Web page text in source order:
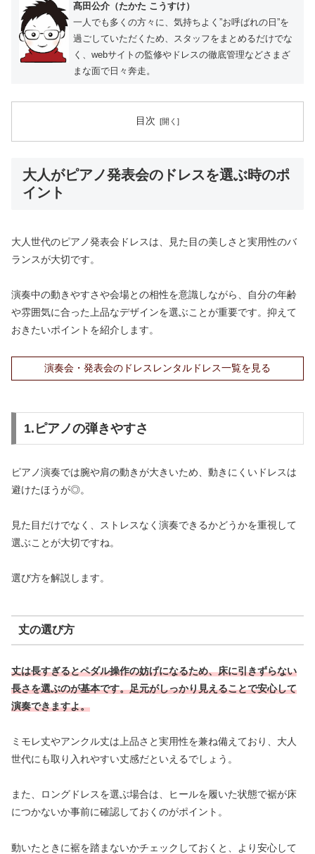
髙田公介（たかた こうすけ）
一人でも多くの方々に、気持ちよく”お呼ばれの日”を
過ごしていただくため、スタッフをまとめるだけでな
く、webサイトの監修やドレスの徹底管理などさまざ
まな面で日々奔走。
目次
大人がピアノ発表会のドレスを選ぶ時のポ
イント
大人世代のピアノ発表会ドレスは、見た目の美しさと実用性のバ
ランスが大切です。
演奏中の動きやすさや会場との相性を意識しながら、自分の年齢
や雰囲気に合った上品なデザインを選ぶことが重要です。抑えて
おきたいポイントを紹介します。
演奏会・発表会のドレスレンタルドレス一覧を見る
1.ピアノの弾きやすさ
ピアノ演奏では腕や肩の動きが大きいため、動きにくいドレスは
避けたほうが◎。
見た目だけでなく、ストレスなく演奏できるかどうかを重視して
選ぶことが大切ですね。
選び方を解説します。
丈の選び方
丈は長すぎるとペダル操作の妨げになるため、床に引きずらない
長さを選ぶのが基本です。足元がしっかり見えることで安心して
演奏できますよ。
ミモレ丈やアンクル丈は上品さと実用性を兼ね備えており、大人
世代にも取り入れやすい丈感だといえるでしょう。
また、ロングドレスを選ぶ場合は、ヒールを履いた状態で裾が床
につかないか事前に確認しておくのがポイント。
動いたときに裾を踏まないかチェックしておくと、より安心して